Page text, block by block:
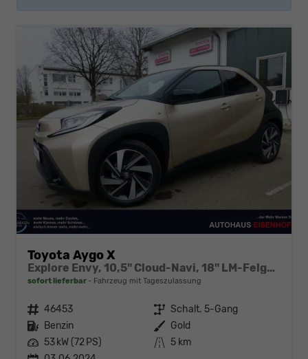
Toyota Aygo X
Explore Envy, 10,5" Cloud-Navi, 18" LM-Felgen, PDC...
sofort lieferbar Fahrzeug mit Tageszulassung
Fahrzeugnr. 46453 Getriebe Schalt. 5-Gang
Kraftstoff Benzin Außenfarbe Gold
Leistung 53 kW (72 PS) Kilometerstand 5 km